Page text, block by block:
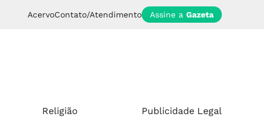
AcervoContato/Atendimento Assine a Gazeta
Religião Publicidade Legal